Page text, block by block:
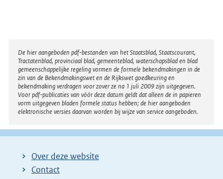
Disclaimer
De hier aangeboden pdf-bestanden van het Staatsblad, Staatscourant,
Tractatenblad, provinciaal blad, gemeenteblad, waterschapsblad en blad
gemeenschappelijke regeling vormen de formele bekendmakingen in de
zin van de Bekendmakingswet en de Rijkswet goedkeuring en
bekendmaking verdragen voor zover ze na 1 juli 2009 zijn uitgegeven.
Voor pdf-publicaties van vóór deze datum geldt dat alleen de in papieren
vorm uitgegeven bladen formele status hebben; de hier aangeboden
elektronische versies daarvan worden bij wijze van service aangeboden.
Over deze website
Contact